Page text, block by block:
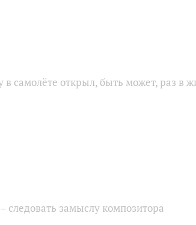
самолёте открыл, быть может, раз в
следовать замыслу композитора